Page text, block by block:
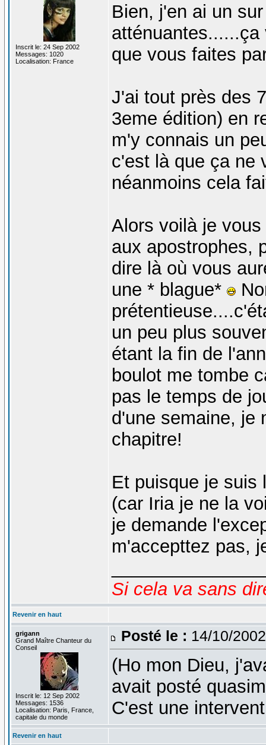
Inscrit le: 24 Sep 2002
Messages: 1020
Localisation: France
Bien, j'en ai un
que vous faites
J'ai tout près des
3eme édition) en
m'y connais un
c'est là que ça ne
néanmoins cela
Alors voilà je
aux apostrophes,
dire là où vous
une * blague*
un peu plus
étant la fin de
boulot me tombe
pas le temps de
d'une semaine, je
chapitre!
Et puisque je suis
(car Iria je ne la
je demande
m'accepttez pas,
Si cela va sans
Revenir en haut
grigann
Grand Maître Chanteur du
Conseil
Inscrit le: 12 Sep 2002
Messages: 1536
Localisation: Paris, France,
capitale du monde
Posté le : 14/10/
(Ho mon Dieu,
avait posté
C'est une
Revenir en haut